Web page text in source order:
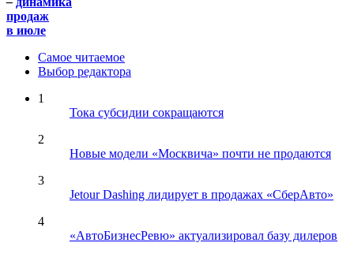
продаж
в июле
Самое читаемое
Выбор редактора
1
Тока субсидии сокращаются
2
Новые модели «Москвича» почти не продаются
3
Jetour Dashing лидирует в продажах «СберАвто»
4
«АвтоБизнесРевю» актуализировал базу дилеров